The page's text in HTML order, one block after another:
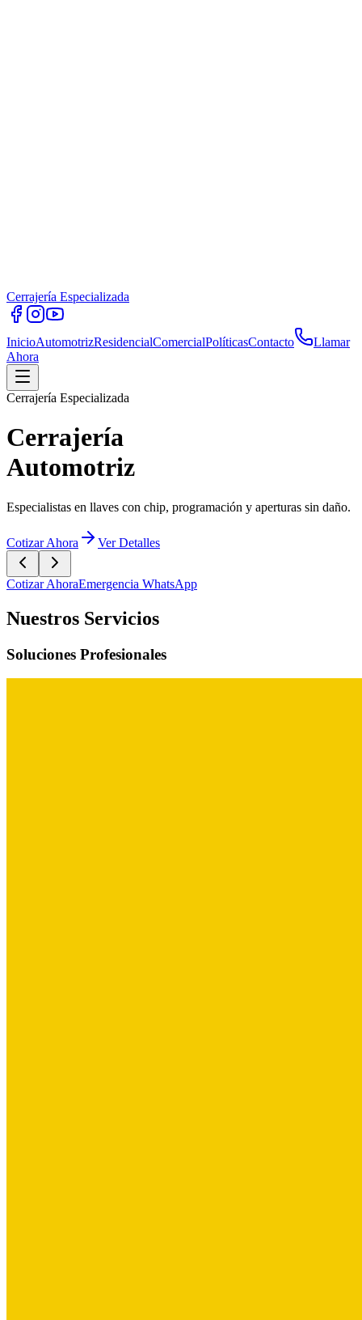
Cerrajería Especializada
InicioAutomotrizResidencialComercialPolíticasContacto
Llamar
Ahora
Cotizar AhoraEmergencia WhatsApp
Nuestros Servicios
Soluciones Profesionales